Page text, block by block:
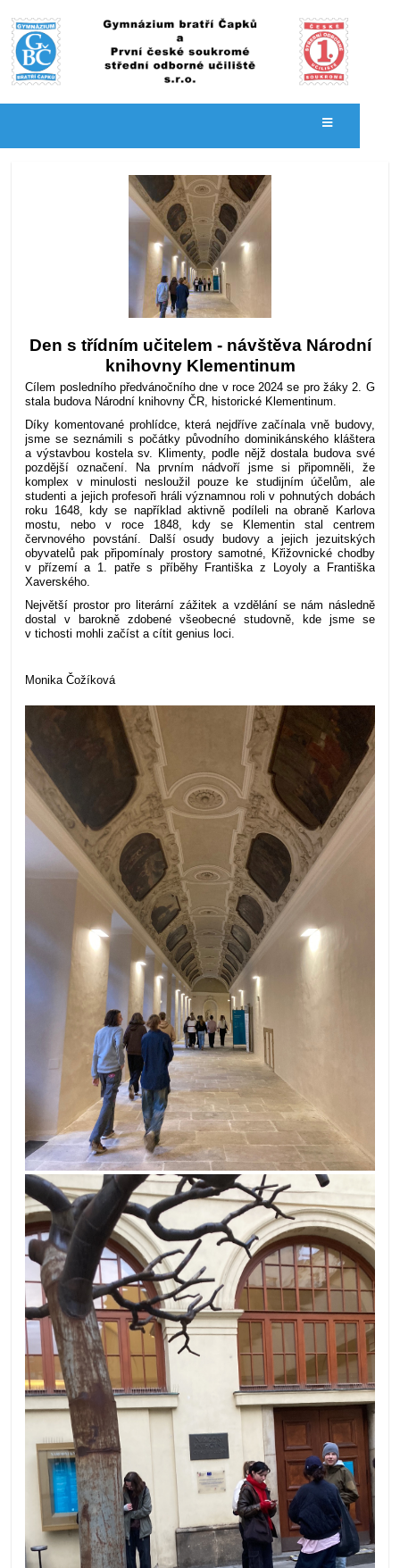
Den s třídním učitelem - návštěva Národní
knihovny Klementinum
Cílem posledního předvánočního dne v roce 2024 se pro žáky 2. G
stala budova Národní knihovny ČR, historické Klementinum.
Díky komentované prohlídce, která nejdříve začínala vně budovy,
jsme se seznámili s počátky původního dominikánského kláštera
a výstavbou kostela sv. Klimenty, podle nějž dostala budova své
pozdější označení. Na prvním nádvoří jsme si připomněli, že
komplex v minulosti nesloužil pouze ke studijním účelům, ale
studenti a jejich profesoři hráli významnou roli v pohnutých dobách
roku 1648, kdy se například aktivně podíleli na obraně Karlova
mostu, nebo v roce 1848, kdy se Klementin stal centrem
červnového povstání. Další osudy budovy a jejich jezuitských
obyvatelů pak připomínaly prostory samotné, Křižovnické chodby
v přízemí a 1. patře s příběhy Františka z Loyoly a Františka
Xaverského.
Největší prostor pro literární zážitek a vzdělání se nám následně
dostal v barokně zdobené všeobecné studovně, kde jsme se
v tichosti mohli začíst a cítit genius loci.
Monika Čožíková